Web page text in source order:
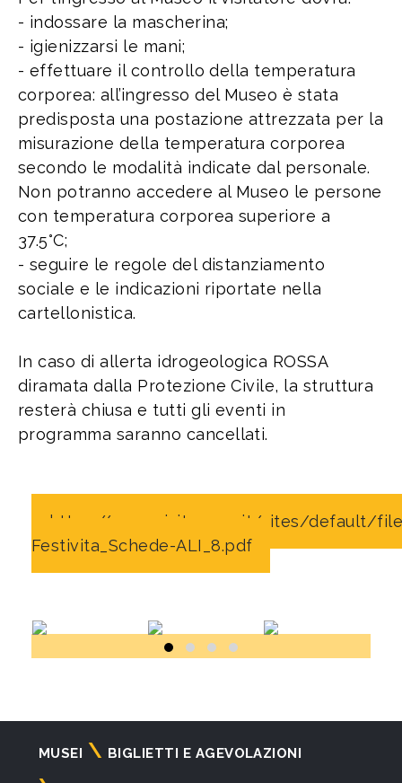
- indossare la mascherina;
- igienizzarsi le mani;
- effettuare il controllo della temperatura
corporea: all’ingresso del Museo è stata
predisposta una postazione attrezzata per la
misurazione della temperatura corporea
secondo le modalità indicate dal personale.
Non potranno accedere al Museo le persone
con temperatura corporea superiore a
37.5°C;
- seguire le regole del distanziamento
sociale e le indicazioni riportate nella
cartellonistica.
In caso di allerta idrogeologica ROSSA
diramata dalla Protezione Civile, la struttura
resterà chiusa e tutti gli eventi in
programma saranno cancellati.
https://www.visitgenoa.it/sites/default/
Festivita_Schede-ALI_8.pdf
Navigazione
MUSEI BIGLIETTI E AGEVOLAZIONI